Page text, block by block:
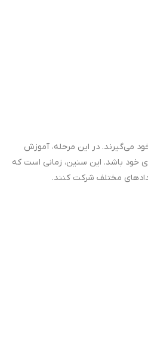
می‌گیرند. در این مرحله، آموزش
خود باشد. این سنین، زمانی است که
مختلف شرکت کنند.